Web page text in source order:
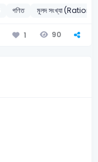
গণিত মূলদ সংখ্যা
1 90